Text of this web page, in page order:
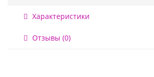
Характеристики
Отзывы (0)